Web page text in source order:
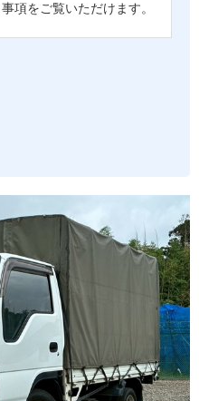
事項をご覧いただけます。